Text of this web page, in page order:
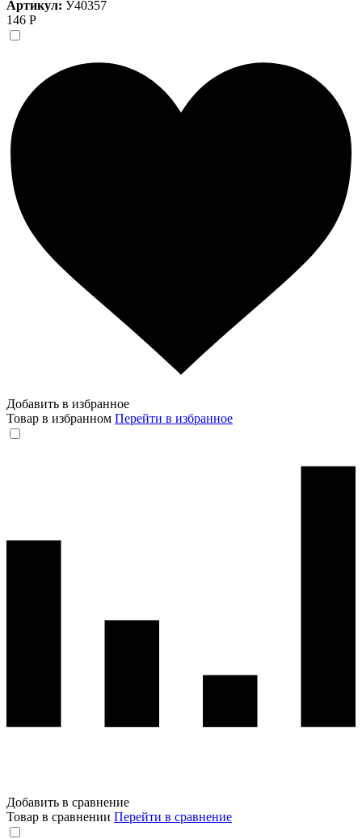
Артикул: У40357
146 Р
Добавить в избранное
Товар в избранном Перейти в избранное
Добавить в сравнение
Товар в сравнении Перейти в сравнение